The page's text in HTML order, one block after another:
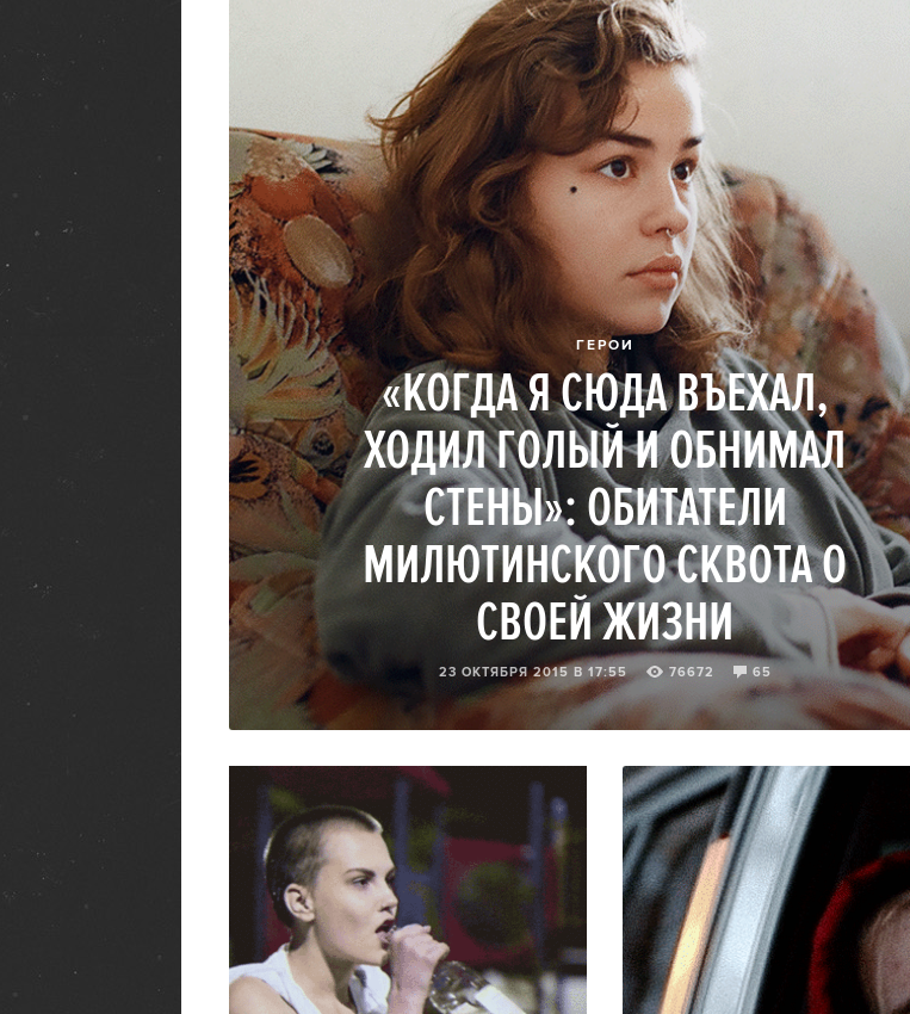
ГЕРОИ
«КОГДА Я СЮДА ВЪЕХАЛ,
ХОДИЛ ГОЛЫЙ И ОБНИМАЛ
СТЕНЫ»: ОБИТАТЕЛИ
МИЛЮТИНСКОГО СКВОТА О
СВОЕЙ ЖИЗНИ
23 ОКТЯБРЯ 2015 В 17:55 76672 65